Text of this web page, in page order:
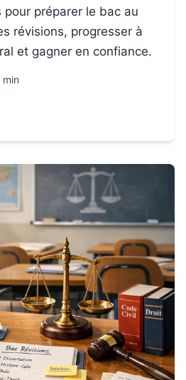
pour préparer le bac au
révisions, progresser à
et gagner en confiance.
min